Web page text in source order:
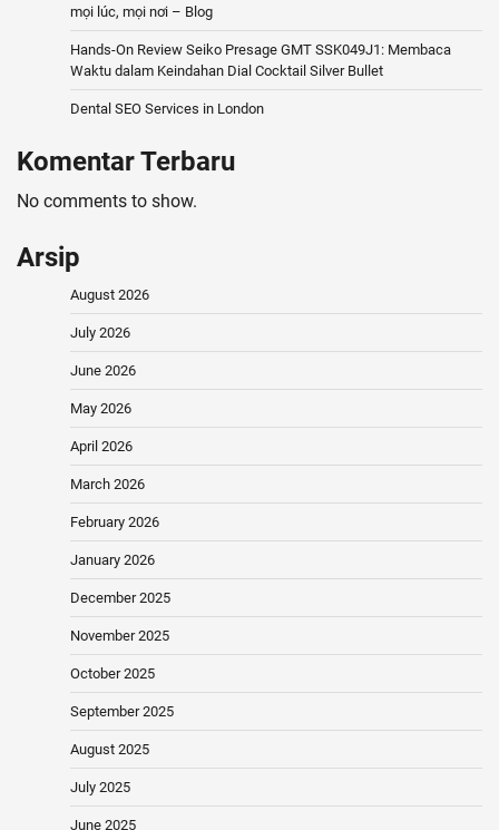
mọi lúc, mọi nơi – Blog
Hands-On Review Seiko Presage GMT SSK049J1: Membaca
Waktu dalam Keindahan Dial Cocktail Silver Bullet
Dental SEO Services in London
Komentar Terbaru
No comments to show.
Arsip
August 2026
July 2026
June 2026
May 2026
April 2026
March 2026
February 2026
January 2026
December 2025
November 2025
October 2025
September 2025
August 2025
July 2025
June 2025